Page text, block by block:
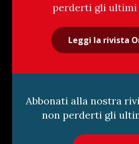
perderti gli
Leggi la rivista
Abbonati alla nostra
non perderti gli